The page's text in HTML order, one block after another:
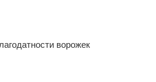
ворожек